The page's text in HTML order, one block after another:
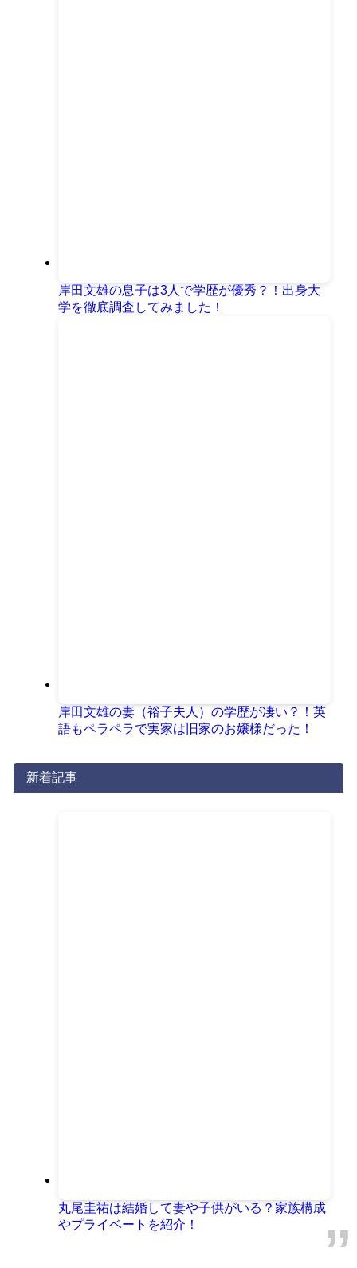
岸田文雄の息子は3人で学歴が優秀？！出身大
学を徹底調査してみました！
岸田文雄の妻（裕子夫人）の学歴が凄い？！英
語もペラペラで実家は旧家のお嬢様だった！
新着記事
丸尾圭祐は結婚して妻や子供がいる？家族構成
やプライベートを紹介！